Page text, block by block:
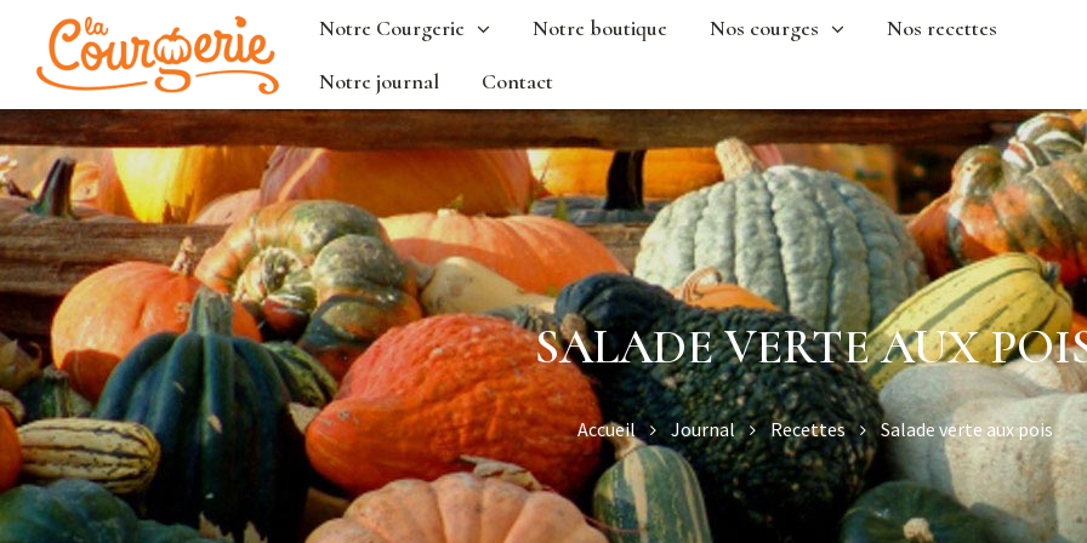
Notre Courgerie Notre boutique Nos courges
Nos recettes
Notre journal
Contact
SALADE VERTE AUX
Accueil Journal Recettes Salade verte aux pois